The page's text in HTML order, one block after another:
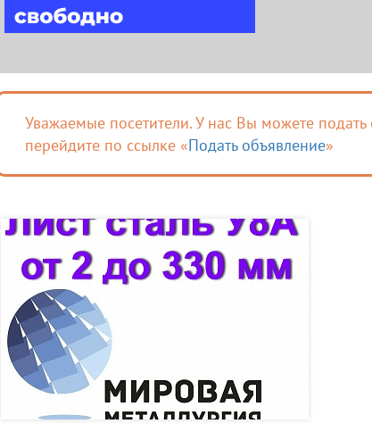
Уважаемые посетители. У нас Вы можете
перейдите по ссылке «Подать объявление»